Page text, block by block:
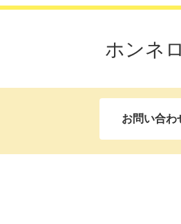
ホンネ
お問い合わ